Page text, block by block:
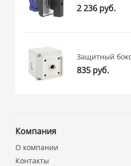
2 236 руб.
Защитный
835 руб.
Компания
О компании
Контакты